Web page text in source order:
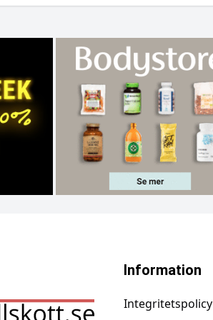
Information
Integritetspolicy